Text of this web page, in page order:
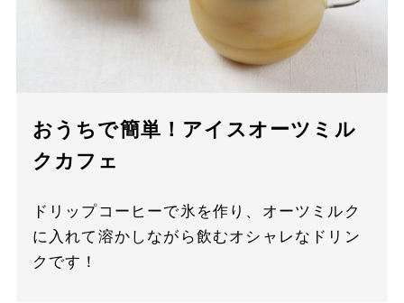
おうちで簡単！アイスオーツミル
クカフェ
ドリップコーヒーで氷を作り、オーツミルク
に入れて溶かしながら飲むオシャレなドリン
クです！